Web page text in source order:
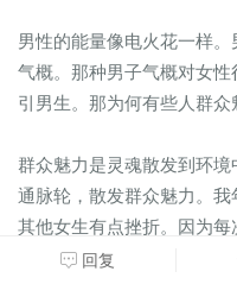
男性的能量像电火花一样
气概。那种男子气概对女
引男生。那为何有些人群
群众魅力是灵魂散发到环
通脉轮，散发群众魅力。
其他女生有点挫折。因为
比外表、比衣服、比看妳
回复